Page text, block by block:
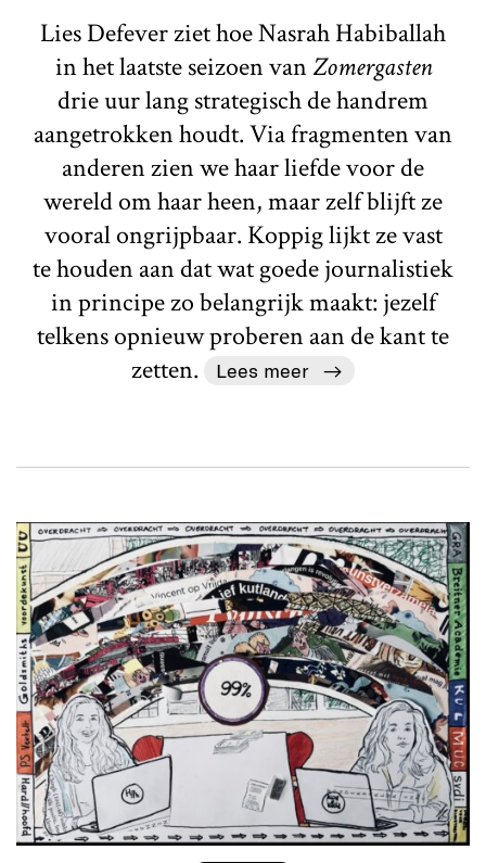
Lies Defever ziet hoe Nasrah Habiballah
in het laatste seizoen vanZomergasten
drie uur lang strategisch de handrem
aangetrokken houdt. Via fragmenten van
anderen zien we haar liefde voor de
wereld om haar heen, maar zelf blijft ze
vooral ongrijpbaar. Koppig lijkt ze vast
te houden aan dat wat goede journalistiek
in principe zo belangrijk maakt: jezelf
telkens opnieuw proberen aan de kant te
zetten.
Lees meer